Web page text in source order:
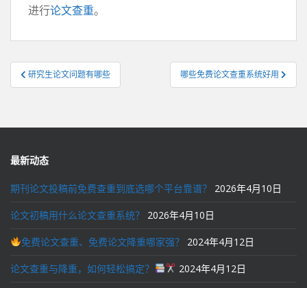
进行论文查重。
文
章
航
研究生论文问题有哪些 哪些免费论文查重系统好用
最新动态
期刊论文投稿前免费查重到底选哪个平台靠谱？ 2026年4月10日
论文初稿用什么论文查重系统？ 2026年4月10日
免费论文查重、免费论文降重哪家强？ 2024年4月12日
论文查重与降重，如何轻松搞定？ 2024年4月12日